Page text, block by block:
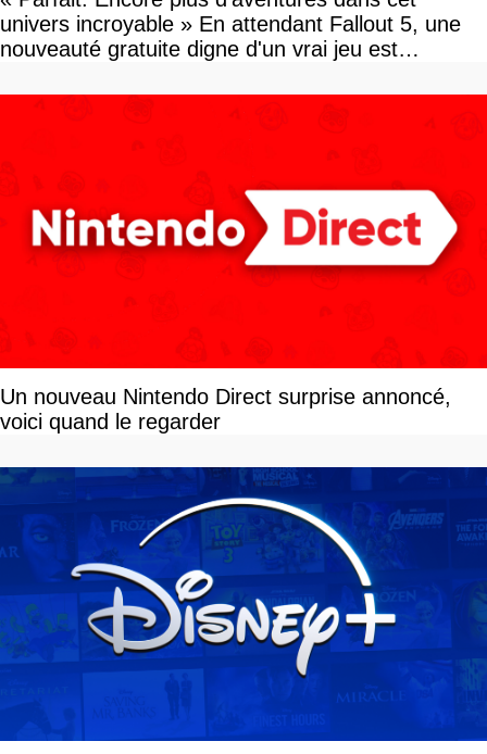
univers incroyable » En attendant Fallout 5, une
nouveauté gratuite digne d'un vrai jeu est
Un nouveau Nintendo Direct surprise annoncé,
voici quand le regarder